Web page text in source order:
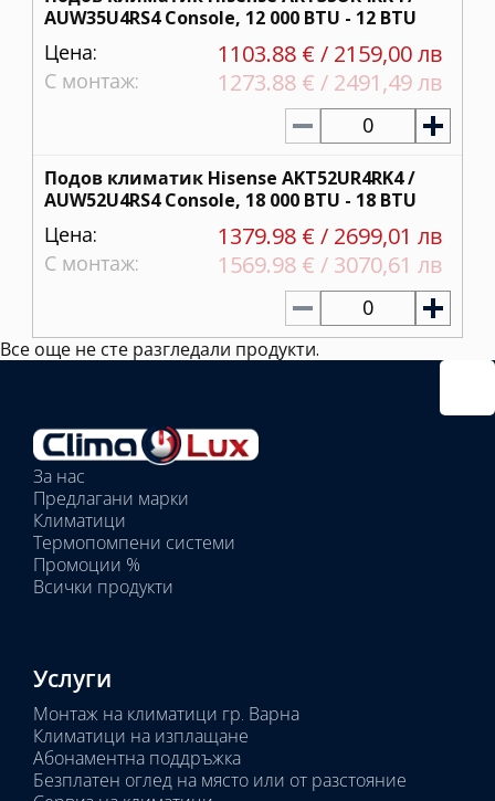
AUW35U4RS4 Console, 12 000 BTU - 12 BTU
Цена: 1103.88 € / 2159,00 лв
С монтаж: 1273.88 € / 2491,49 лв
0
Подов климатик Hisense AKT52UR4RK4 /
AUW52U4RS4 Console, 18 000 BTU - 18 BTU
Цена: 1379.98 € / 2699,01 лв
С монтаж: 1569.98 € / 3070,61 лв
0
Все още не сте разгледали продукти.
Избрани
вътрешни
тела:
Избрано
тяло:
За нас
Предлагани марки
Климатици
Термопомпени системи
Промоции %
Всички продукти
Услуги
Монтаж на климатици гр. Варна
Климатици на изплащане
Абонаментна поддръжка
Безплатен оглед на място или от разстояние